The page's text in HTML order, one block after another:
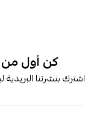
كن أول
اشترك بنشرتنا